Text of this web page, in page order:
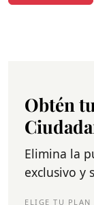
Obtén
Elimina la
exclusivo y
ELIGE TU PLAN